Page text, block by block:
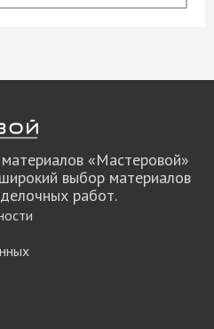
«Мастеровой»
выбор материалов
работ.